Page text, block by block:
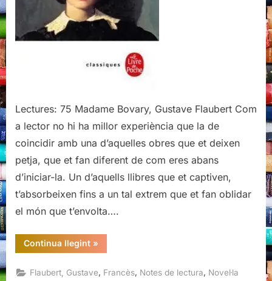
Lectures: 75 Madame Bovary, Gustave Flaubert Com
a lector no hi ha millor experiència que la de
coincidir amb una d’aquelles obres que et deixen
petja, que et fan diferent de com eres abans
d’iniciar-la. Un d’aquells llibres que et captiven,
t’absorbeixen fins a un tal extrem que et fan oblidar
el món que t’envolta….
Continua llegint“Madame
Bovary,
Flaubert”
»
Flaubert, Gustave Francès Notes de lectura Novel·la